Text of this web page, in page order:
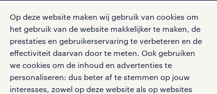
Op deze website maken wij gebruik van cookies om
het gebruik van de website makkelijker te maken, de
prestaties en gebruikerservaring te verbeteren en de
effectiviteit daarvan door te meten. Ook gebruiken
we cookies om de inhoud en advertenties te
personaliseren: dus beter af te stemmen op jouw
interesses, zowel op deze website als op websites
social media
Volg ons voor de leukste content omtrent
vacatures, solliciteren en inspiratie.